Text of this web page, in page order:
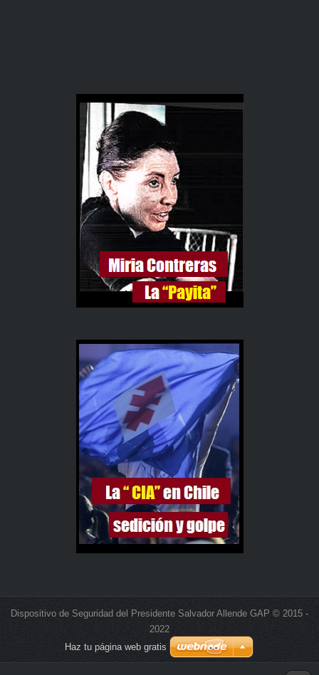
Dispositivo de Seguridad del Presidente Salvador Allende GAP © 2015 -
2022
Haz tu página web gratis